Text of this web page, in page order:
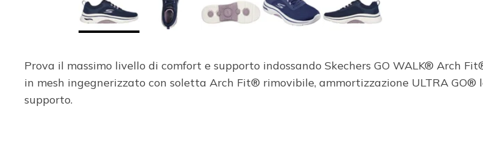
Prova il massimo livello di comfort e supporto indossando Skechers GO WALK® Arch
in mesh ingegnerizzato con soletta Arch Fit® rimovibile, ammortizzazione ULTRA
supporto.